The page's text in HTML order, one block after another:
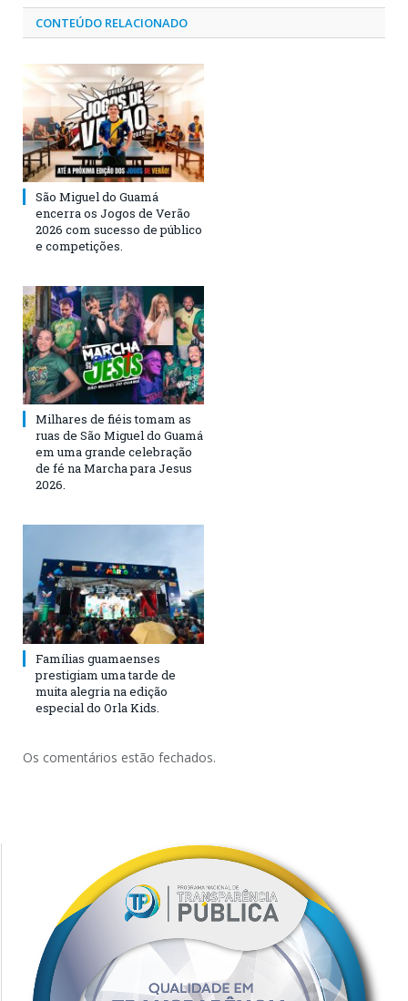
CONTEÚDO RELACIONADO
São Miguel do Guamá
encerra os Jogos de Verão
2026 com sucesso de público
e competições.
Milhares de fiéis tomam as
ruas de São Miguel do Guamá
em uma grande celebração
de fé na Marcha para Jesus
2026.
Famílias guamaenses
prestigiam uma tarde de
muita alegria na edição
especial do Orla Kids.
Os comentários estão fechados.